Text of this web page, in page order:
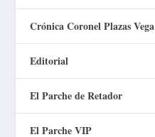
Crónica Coronel Plazas Vega
Editorial
El Parche de Retador
El Parche VIP